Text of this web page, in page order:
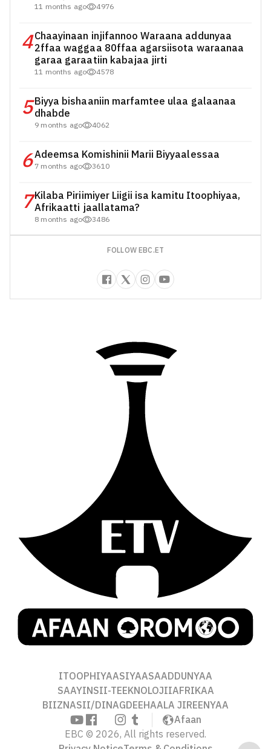
11 months ago 4976
4Chaayinaan injifannoo Waraana addunyaa
2ffaa waggaa 80ffaa agarsiisota waraanaa
garaa garaatiin kabajaa jirti
11 months ago 4578
5Biyya bishaaniin marfamtee ulaa galaanaa
dhabde
9 months ago 4062
6Adeemsa Komishinii Marii Biyyaalessaa
7 months ago 3610
7Kilaba Piriimiyer Liigii isa kamitu Itoophiyaa,
Afrikaatti jaallatama?
8 months ago 3486
FOLLOW EBC.ET
ITOOPHIYAASIYAASAADDUNYAA
SAAYINSII-TEEKNOLOJIIAFRIKAA
BIIZNASII/DINAGDEEHAALA JIREENYAA
Afaan
EBC © 2026, All rights reserved.